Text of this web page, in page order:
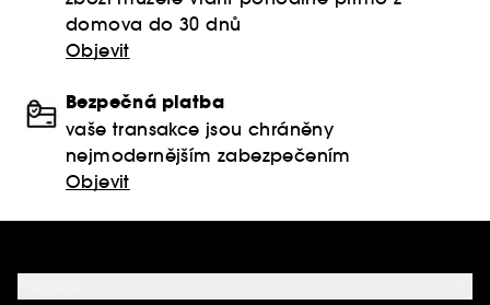
domova do 30 dnů
Objevit
Bezpečná platba
vaše transakce jsou chráněny
nejmodernějším zabezpečením
Objevit